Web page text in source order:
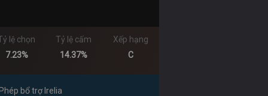
lệ chọn
7.23%
Tỷ lệ cấm
14.37%
Xếp hạng
C
bổ trợ Irelia